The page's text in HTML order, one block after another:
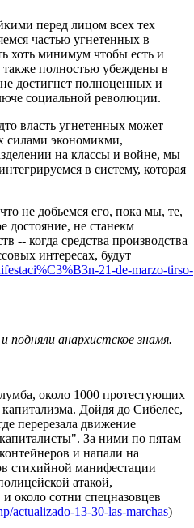
перед лицом всех тех
частью угнетенных в
хоть минимум чтобы есть и
полностью убеждены в
достигнет полноценных и
социальной революции.
власть угнетенных может
силами экономикми,
на классы и войне, мы
в систему, которая
не добьемся его, пока мы, те,
достояние, не станекм
-- когда средства производства
интересах, будут
21-de-marzo-tirso-
подняли анархистское знамя.
около 1000 протестующих
Дойдя до Сибелес,
перерезала движение
За ними по пятам
и напали на
стихийной манифестации
атакой,
около сотни спецназовцев
actualizado-13-30-las-marchas)